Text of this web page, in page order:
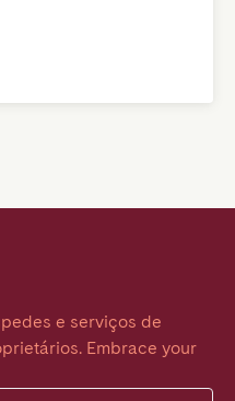
e serviços de
Embrace your